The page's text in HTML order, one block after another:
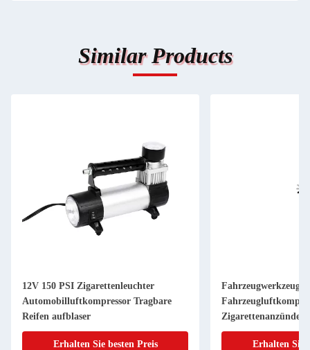
Similar Products
12V 150 PSI Zigarettenleuchter
Automobilluftkompressor Tragbare
Reifen aufblaser
Erhalten Sie besten Preis
Fahrzeugwerkzeuge
Zigarettenanzünder
Erhalten Sie